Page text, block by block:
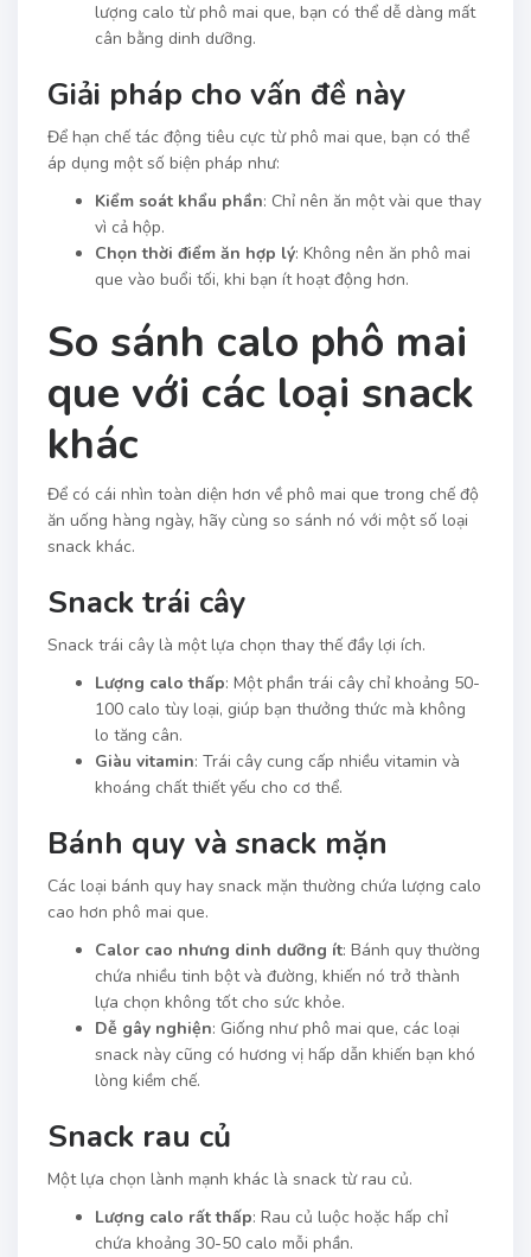
lượng calo từ phô mai que, bạn có thể dễ dàng mất
cân bằng dinh dưỡng.
Giải pháp cho vấn đề này
Để hạn chế tác động tiêu cực từ phô mai que, bạn có thể
áp dụng một số biện pháp như:
Kiểm soát khẩu phần: Chỉ nên ăn một vài que thay
vì cả hộp.
Chọn thời điểm ăn hợp lý: Không nên ăn phô mai
que vào buổi tối, khi bạn ít hoạt động hơn.
So sánh calo phô mai
que với các loại snack
khác
Để có cái nhìn toàn diện hơn về phô mai que trong chế độ
ăn uống hàng ngày, hãy cùng so sánh nó với một số loại
snack khác.
Snack trái cây
Snack trái cây là một lựa chọn thay thế đầy lợi ích.
Lượng calo thấp: Một phần trái cây chỉ khoảng 50-
100 calo tùy loại, giúp bạn thưởng thức mà không
lo tăng cân.
Giàu vitamin: Trái cây cung cấp nhiều vitamin và
khoáng chất thiết yếu cho cơ thể.
Bánh quy và snack mặn
Các loại bánh quy hay snack mặn thường chứa lượng calo
cao hơn phô mai que.
Calor cao nhưng dinh dưỡng ít: Bánh quy thường
chứa nhiều tinh bột và đường, khiến nó trở thành
lựa chọn không tốt cho sức khỏe.
Dễ gây nghiện: Giống như phô mai que, các loại
snack này cũng có hương vị hấp dẫn khiến bạn khó
lòng kiềm chế.
Snack rau củ
Một lựa chọn lành mạnh khác là snack từ rau củ.
Lượng calo rất thấp: Rau củ luộc hoặc hấp chỉ
chứa khoảng 30-50 calo mỗi phần.